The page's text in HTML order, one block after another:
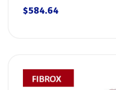
Blanco Fibrox, Victorinox
$584.64